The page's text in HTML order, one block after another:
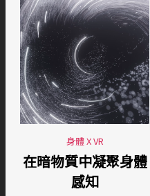
身體 X VR
在暗物質中凝聚身體
感知